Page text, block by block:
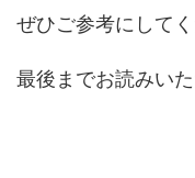
ぜひご参考にしてく
最後までお読みい